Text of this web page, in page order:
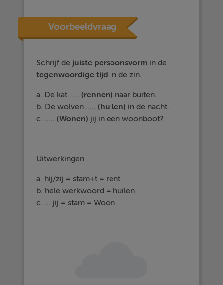
Voorbeeldvraag
Schrijf de juiste persoonsvorm in de
tegenwoordige tijd in de zin.
a. De kat .....(rennen) naar buiten.
b. De wolven .....(huilen) in de nacht.
c. .....(Wonen) jij in een woonboot?
Uitwerkingen
a. hij/zij = stam+t = rent
b. hele werkwoord = huilen
c. ... jij = stam = Woon